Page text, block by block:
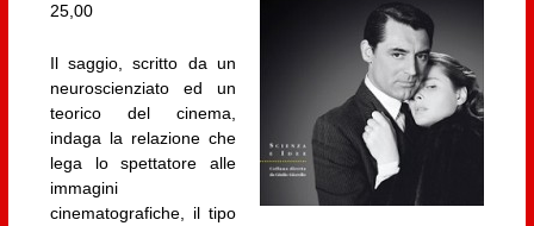
25,00
Il saggio, scritto da un
neuroscienziato ed un
teorico del cinema,
indaga la relazione che
lega lo spettatore alle
immagini
cinematografiche, il tipo